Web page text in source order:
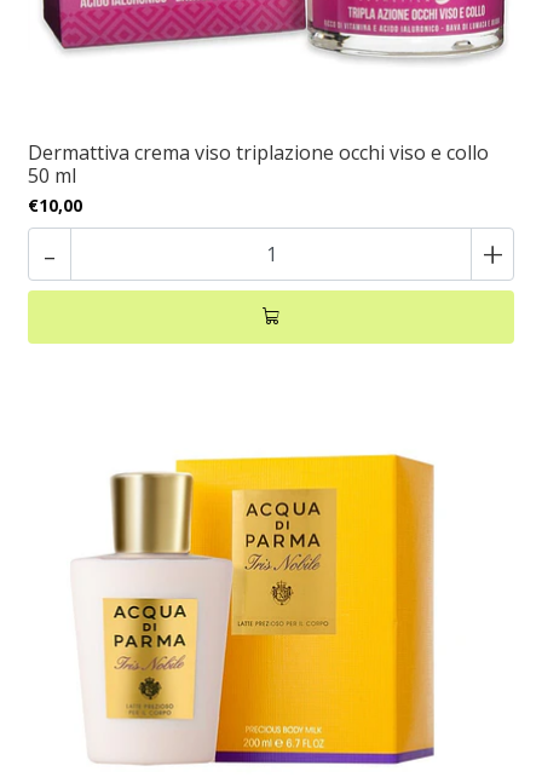
Dermattiva crema viso triplazione occhi viso e collo
50 ml
€10,00
- +